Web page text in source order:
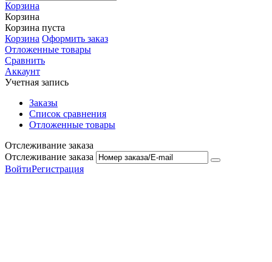
Корзина
Корзина
Корзина пуста
Корзина Оформить заказ
Отложенные товары
Сравнить
Аккаунт
Учетная запись
Заказы
Список сравнения
Отложенные товары
Отслеживание заказа
Отслеживание заказа
ВойтиРегистрация